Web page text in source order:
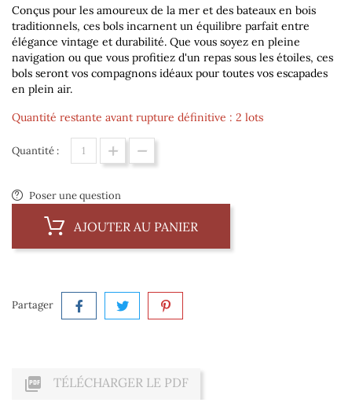
Conçus pour les amoureux de la mer et des bateaux en bois
traditionnels, ces bols incarnent un équilibre parfait entre
élégance vintage et durabilité. Que vous soyez en pleine
navigation ou que vous profitiez d'un repas sous les étoiles, ces
bols seront vos compagnons idéaux pour toutes vos escapades
en plein air.
Quantité restante avant rupture définitive : 2 lots
Quantité :
Poser une question
AJOUTER AU PANIER
Partager
 TÉLÉCHARGER LE PDF